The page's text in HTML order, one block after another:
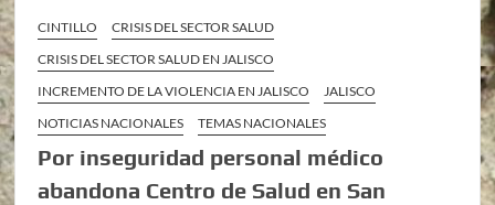
CINTILLO
CRISIS DEL SECTOR SALUD
CRISIS DEL SECTOR SALUD EN JALISCO
INCREMENTO DE LA VIOLENCIA EN JALISCO
JALISCO
NOTICIAS NACIONALES
TEMAS NACIONALES
Por inseguridad personal médico
abandona Centro de Salud en San